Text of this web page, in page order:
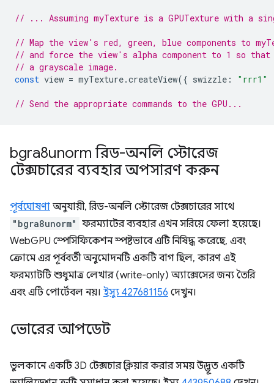
// ... Assuming myTexture is a GPUTexture with a
// Map the view's red, green, blue components to
// and force the view's alpha component to 1 so
// a grayscale image.
const view = myTexture.createView({ swizzle : "rrr1"
// Send the appropriate commands to the GPU...
bgra8unorm রিড-অনলি স্টোরেজ
টেক্সচারের ব্যবহার অপসারণ করুন
পূর্বঘোষণা অনুযায়ী, রিড-অনলি স্টোরেজ টেক্সচারের সাথে
"bgra8unorm" ফরম্যাটের ব্যবহার এখন সরিয়ে ফেলা হয়েছে।
WebGPU স্পেসিফিকেশন স্পষ্টভাবে এটি নিষিদ্ধ করেছে, এবং
ক্রোমে এর পূর্ববর্তী অনুমোদনটি একটি বাগ ছিল, কারণ এই
ফরম্যাটটি শুধুমাত্র লেখার (write-only) অ্যাক্সেসের জন্য তৈরি
এবং এটি পোর্টেবল নয়। ইস্যু 427681156 দেখুন।
ভোরের আপডেট
ভুলকানে একটি 3D টেক্সচার ক্লিয়ার করার সময় উদ্ভূত একটি